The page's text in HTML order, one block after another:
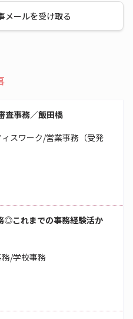
メールを受け取る
事務／飯田橋
スワーク/営業事務（受発
◎これまでの事務経験活か
/学校事務